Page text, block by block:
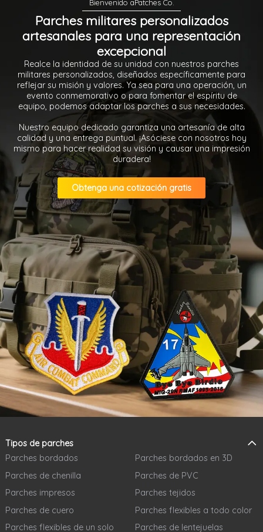
Parches militares personalizados
artesanales para una representación
excepcional
Realce la identidad de su unidad con nuestros parches
militares personalizados, diseñados específicamente para
reflejar su misión y valores. Ya sea para una operación, un
evento conmemorativo o para fomentar el espíritu de
equipo, podemos adaptar los parches a sus necesidades.
Nuestro equipo dedicado garantiza una artesanía de alta
calidad y una entrega puntual. ¡Asóciese con nosotros hoy
mismo para hacer realidad su visión y causar una impresión
duradera!
Obtenga una cotización gratis
Tipos de parches
Parches bordados
Parches bordados en 3D
Parches de chenilla
Parches de PVC
Parches impresos
Parches tejidos
Parches de cuero
Parches flexibles a todo color
Parches flexibles de un solo
Parches de lentejuelas